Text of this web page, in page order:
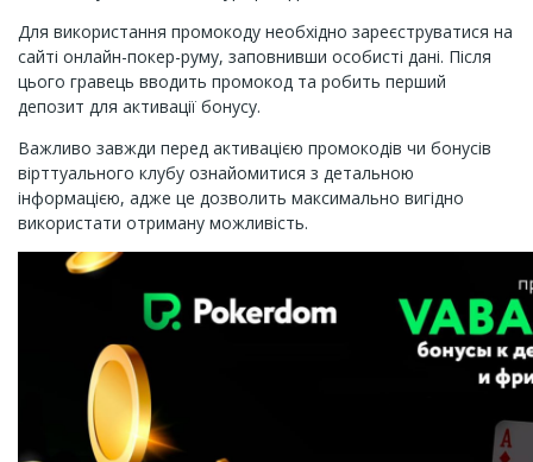
Для використання промокоду необхідно зареєструватися на
сайті онлайн-покер-руму, заповнивши особисті дані. Після
цього гравець вводить промокод та робить перший
депозит для активації бонусу.
Важливо завжди перед активацією промокодів чи бонусів
вірттуального клубу ознайомитися з детальною
інформацією, адже це дозволить максимально вигідно
використати отриману можливість.